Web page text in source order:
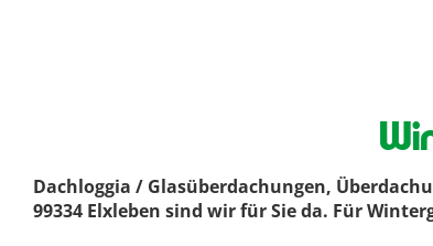
Dachloggia / Glasüberdachungen,
99334 Elxleben sind wir für Sie da. Für